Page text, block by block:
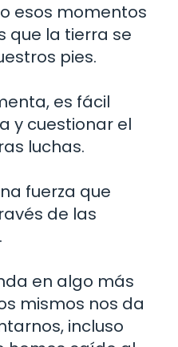
esos momentos
que la tierra se
pies.
es fácil
y cuestionar el
luchas.
fuerza que
de las
en algo más
mismos nos da
incluso